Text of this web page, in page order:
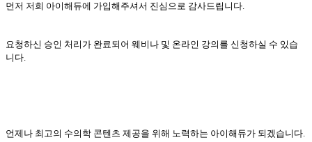
먼저 저희 아이해듀에 가입해주셔서 진심으로 감사드립니다.
요청하신 승인 처리가 완료되어 웨비나 및 온라인 강의를 신청하실 수 있습
니다.
언제나 최고의 수의학 콘텐츠 제공을 위해 노력하는 아이해듀가 되겠습니다.